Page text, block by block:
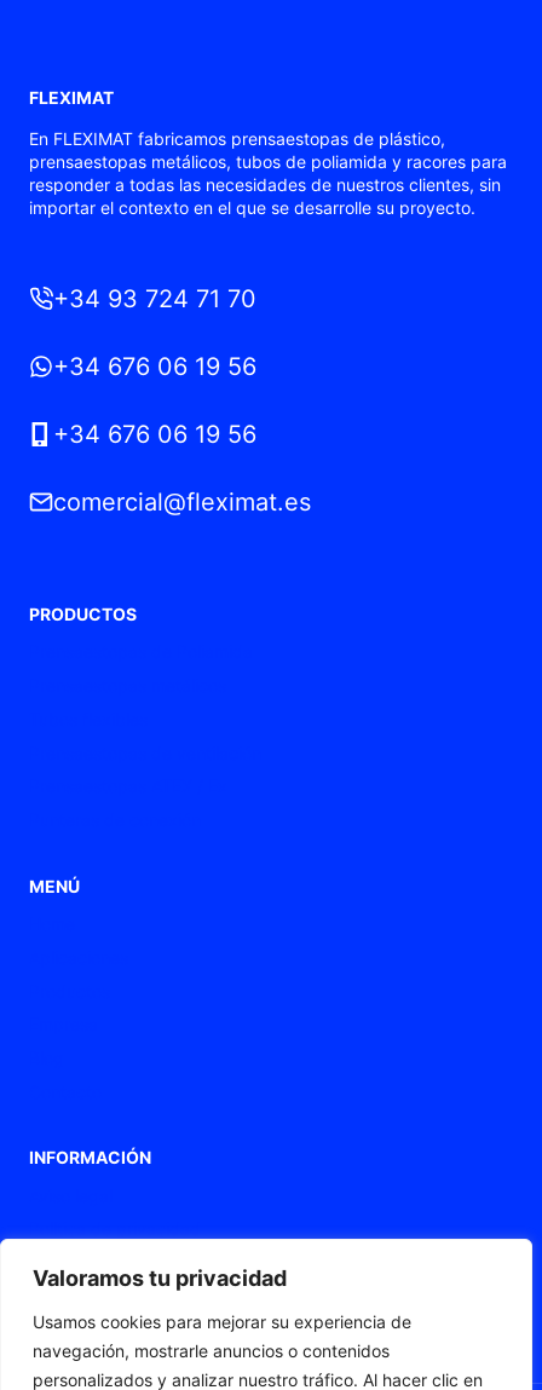
Valoramos tu privacidad
Usamos cookies para mejorar su experiencia de
navegación, mostrarle anuncios o contenidos
personalizados y analizar nuestro tráfico. Al hacer clic en
FLEXIMAT
En FLEXIMAT fabricamos prensaestopas de plástico,
prensaestopas metálicos, tubos de poliamida y racores para
responder a todas las necesidades de nuestros clientes, sin
importar el contexto en el que se desarrolle su proyecto.
+34 93 724 71 70
+34 676 06 19 56
+34 676 06 19 56
comercial@fleximat.es
PRODUCTOS
MENÚ
INFORMACIÓN
Declaración de accesibilidad
Mapa web